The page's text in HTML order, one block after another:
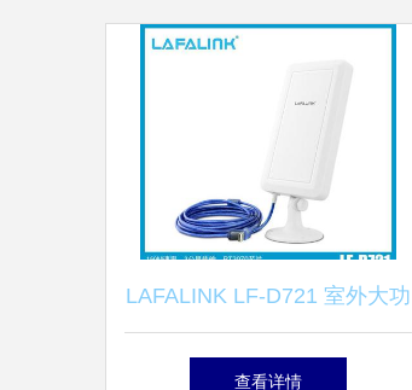
LAFALINK LF-D721 室外大功
率USB无线网卡 价格、功能
查看详情